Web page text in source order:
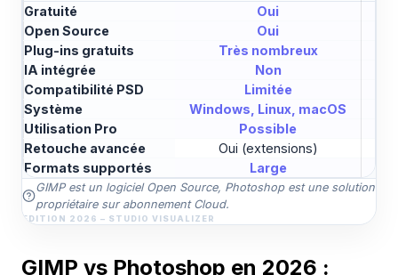
Gratuité Oui
Open Source
Oui
Plug-ins gratuits
Très nombreux
IA intégrée
Non
Compatibilité PSD
Limitée
Système
Windows, Linux, macOS
Utilisation Pro
Possible
Retouche avancée
Oui (extensions)
Formats supportés
Large
GIMP est un logiciel Open Source, Photoshop est une solution
propriétaire sur abonnement Cloud.
EDITION 2026 – STUDIO VISUALIZER
GIMP vs Photoshop en 2026 :